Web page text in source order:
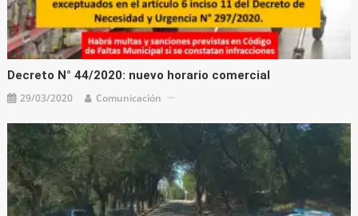
Decreto N° 44/2020: nuevo horario comercial
29/03/2020 Comunicación